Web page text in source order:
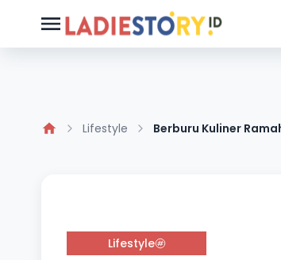
Lifestyle Berburu Kuliner
Lifestyle